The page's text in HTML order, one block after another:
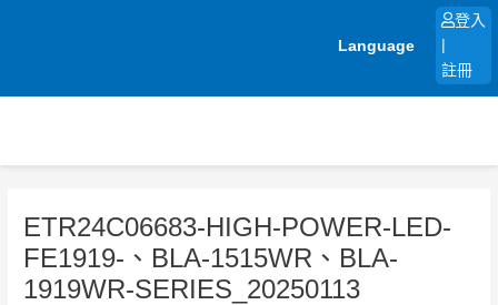
Language
登入
註冊
ETR24C06683-HIGH-POWER-LED-
FE1919-、BLA-1515WR、BLA-
1919WR-SERIES_20250113